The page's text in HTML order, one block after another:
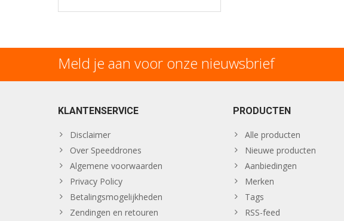
Meld je aan voor onze nieuwsbrief
KLANTENSERVICE
Disclaimer
Over Speeddrones
Algemene voorwaarden
Privacy Policy
Betalingsmogelijkheden
Zendingen en retouren
PRODUCTEN
Alle producten
Nieuwe producten
Aanbiedingen
Merken
Tags
RSS-feed